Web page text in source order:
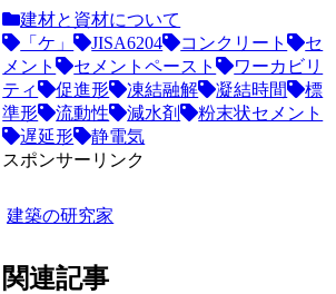
建材と資材について
「ケ」
JISA6204 コンクリート
セ
メント
セメントペースト
ワーカビリ
ティ
促進形 凍結融解 凝結時間
標
準形
流動性 減水剤
粉末状セメント
遅延形
静電気
スポンサーリンク
建築の研究家
関連記事